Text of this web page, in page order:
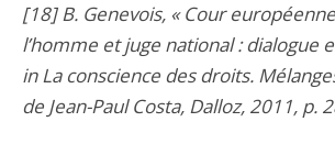
[18] B. Genevois, « Cour
l’homme et juge national : dialogue
in La conscience des droits.
de Jean-Paul Costa, Dalloz, 2011, p.